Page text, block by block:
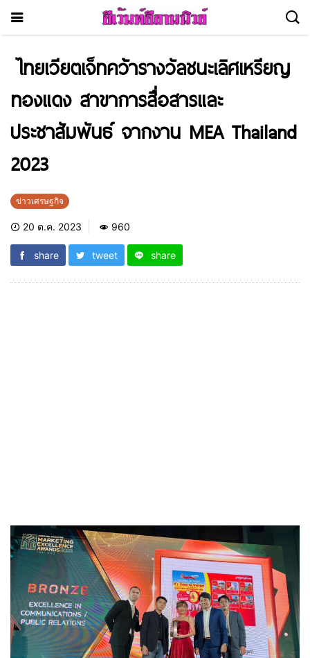
ไทยเวียตเจ็ทคว้ารางวัลชนะเลิศเหรียญ
ทองแดง สาขาการสื่อสารและ
ประชาสัมพันธ์ จากงาน MEA Thailand
2023
ข่าวเศรษฐกิจ
20 ต.ค. 2023 960
share tweet share